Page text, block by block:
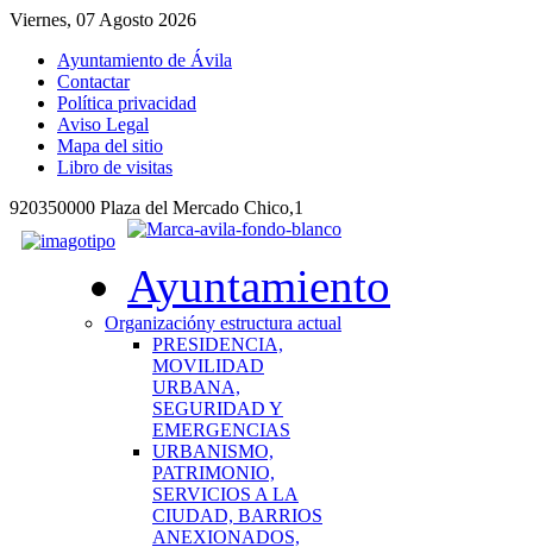
Viernes, 07 Agosto 2026
Ayuntamiento de Ávila
Contactar
Política privacidad
Aviso Legal
Mapa del sitio
Libro de visitas
920350000 Plaza del Mercado Chico,1
Ayuntamiento
Organizacióny estructura actual
PRESIDENCIA,
MOVILIDAD
URBANA,
SEGURIDAD Y
EMERGENCIAS
URBANISMO,
PATRIMONIO,
SERVICIOS A LA
CIUDAD, BARRIOS
ANEXIONADOS,